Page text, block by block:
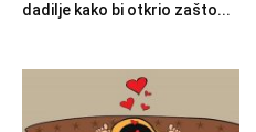
dadilje kako bi otkrio zašto...